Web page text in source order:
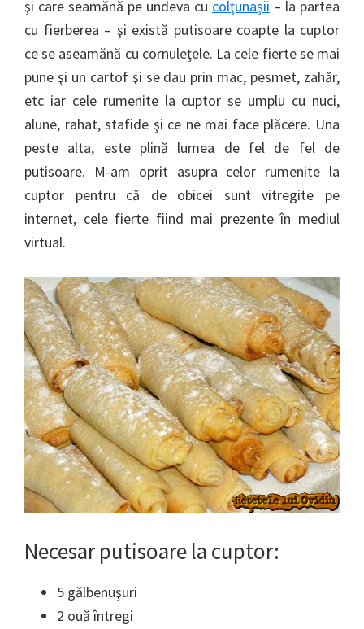
şi care seamănă pe undeva cu colţunaşii – la partea
cu fierberea – şi există putisoare coapte la cuptor
ce se aseamănă cu cornuleţele. La cele fierte se mai
pune şi un cartof şi se dau prin mac, pesmet, zahăr,
etc iar cele rumenite la cuptor se umplu cu nuci,
alune, rahat, stafide şi ce ne mai face plăcere. Una
peste alta, este plină lumea de fel de fel de
putisoare. M-am oprit asupra celor rumenite la
cuptor pentru că de obicei sunt vitregite pe
internet, cele fierte fiind mai prezente în mediul
virtual.
Necesar putisoare la cuptor:
5 gălbenuşuri
2 ouă întregi